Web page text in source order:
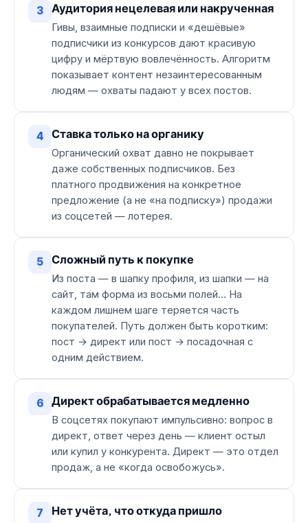
3 Аудитория нецелевая или накрученная
Гивы, взаимные подписки и «дешёвые»
подписчики из конкурсов дают красивую
цифру и мёртвую вовлечённость. Алгоритм
показывает контент незаинтересованным
людям — охваты падают у всех постов.
4 Ставка только на органику
Органический охват давно не покрывает
даже собственных подписчиков. Без
платного продвижения на конкретное
предложение (а не «на подписку») продажи
из соцсетей — лотерея.
5 Сложный путь к покупке
Из поста — в шапку профиля, из шапки — на
сайт, там форма из восьми полей… На
каждом лишнем шаге теряется часть
покупателей. Путь должен быть коротким:
пост → директ или пост → посадочная с
одним действием.
6 Директ обрабатывается медленно
В соцсетях покупают импульсивно: вопрос в
директ, ответ через день — клиент остыл
или купил у конкурента. Директ — это отдел
продаж, а не «когда освобожусь».
7 Нет учёта, что откуда пришло